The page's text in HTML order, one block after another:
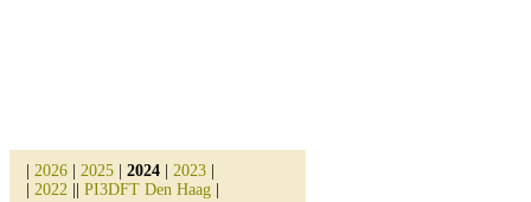
2026 2025 2024 2023
2022 PI3DFT Den Haag